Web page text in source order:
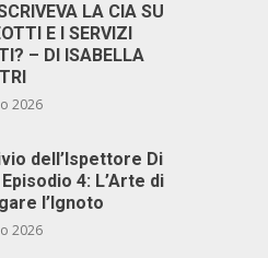
LA CIA SU
E I SERVIZI
– DI ISABELLA
2026
dell’Ispettore Di
4: L’Arte di
l’Ignoto
2026